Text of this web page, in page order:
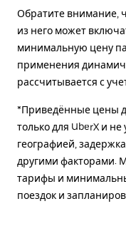
Обратите внимание,
из него может
минимальную цену
применения
рассчитывается с
*Приведённые цены
только для UberX и
географией,
другими факторами.
тарифы и
поездок и